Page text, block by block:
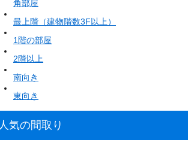
角部屋
最上階（建物階数3F以上）
1階の部屋
2階以上
南向き
東向き
人気の間取り